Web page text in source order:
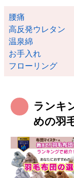
腰痛
高反発ウレタン
温泉綿
お手入れ
フローリング
ランキ
めの羽